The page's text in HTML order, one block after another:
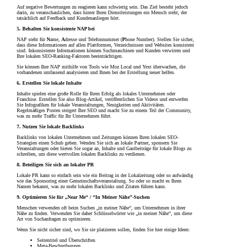
Auf negative Bewertungen zu reagieren kann schwierig sein. Das Ziel besteht jedoch
darin, zu veranschaulichen, dass hinter Ihren Dienstleistungen ein Mensch steht, der
tatsächlich auf Feedback und Kundenanliegen hört.
5. Behalten Sie konsistente NAP bei
NAP steht fürName, Adresse und Telefonnummer (Phone Number). Stellen Sie sicher,
dass diese Informationen auf allen Plattformen, Verzeichnissen und Websites konsistent
sind. Inkonsistente Informationen können Suchmaschinen und Kunden verwirren und
Ihre lokalen SEO-Ranking-Faktoren beeinträchtigen.
Sie können Ihre NAP mithilfe von Tools wie Moz Local und Yext überwachen, die
vorhandenen umfassend analysieren und Ihnen bei der Erstellung neuer helfen.
6. Erstellen Sie lokale Inhalte
Inhalte spielen eine große Rolle für Ihren Erfolg als lokales Unternehmen oder
Franchise. Erstellen Sie also Blog-Artikel, veröffentlichen Sie Videos und entwerfen
Sie Infografiken für lokale Veranstaltungen, Neuigkeiten und Aktivitäten.
Regelmäßiges Posten steigert Ihre SEO und macht Sie zu einem Teil der Community,
was zu mehr Traffic für Ihr Unternehmen führt.
7. Nutzen Sie lokale Backlinks
Backlinks von lokalen Unternehmen und Zeitungen können Ihren lokalen SEO-
Strategien einen Schub geben. Wenden Sie sich an lokale Partner, sponsern Sie
Veranstaltungen oder bieten Sie sogar an, Inhalte und Gastbeiträge für lokale Blogs zu
schreiben, um diese wertvollen lokalen Backlinks zu verdienen.
8. Beteiligen Sie sich an lokaler PR
Lokale PR kann so einfach sein wie ein Beitrag in der Lokalzeitung oder so aufwändig
wie das Sponsoring einer Gemeinschaftsveranstaltung. So oder so macht es Ihren
Namen bekannt, was zu mehr lokalen Backlinks und Zitaten führen kann.
9. Optimieren Sie für „Near Me“ / “In Meiner Nähe”-Suchen
Menschen verwenden oft beim Suchen „in meiner Nähe“, um Unternehmen in ihrer
Nähe zu finden. Verwenden Sie daher Schlüsselwörter wie „in meiner Nähe“, um diese
Art von Suchanfragen zu optimieren.
Wenn Sie nicht sicher sind, wo Sie sie platzieren sollen, finden Sie hier einige Ideen:
Seitentitel und Überschriften